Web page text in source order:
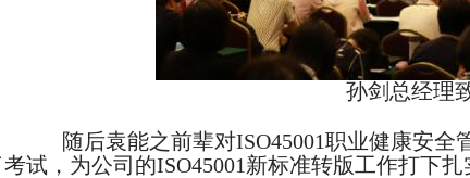
孙剑总经理
随后袁能之前辈对ISO45001职业健康安全
试，为公司的ISO45001新标准转版工作打下扎